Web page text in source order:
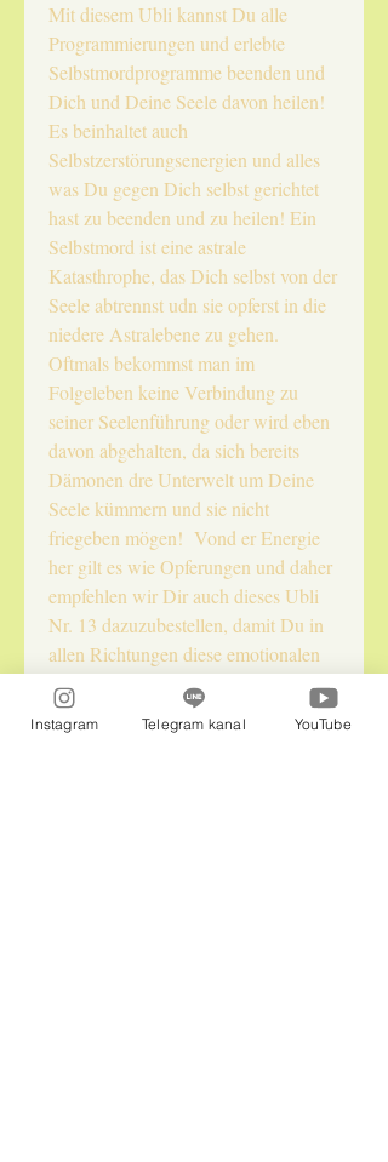
Mit diesem Ubli kannst Du alle
Programmierungen und erlebte
Selbstmordprogramme beenden und
Dich und Deine Seele davon heilen!
Es beinhaltet auch
Selbstzerstörungsenergien und alles
was Du gegen Dich selbst gerichtet
hast zu beenden und zu heilen! Ein
Selbstmord ist eine astrale
Katasthrophe, das Dich selbst von der
Seele abtrennst udn sie opferst in die
niedere Astralebene zu gehen.
Oftmals bekommst man im
Folgeleben keine Verbindung zu
seiner Seelenführung oder wird eben
davon abgehalten, da sich bereits
Dämonen dre Unterwelt um Deine
Seele kümmern und sie nicht
friegeben mögen! Vond er Energie
her gilt es wie Opferungen und daher
empfehlen wir Dir auch dieses Ubli
Nr. 13 dazuzubestellen, damit Du in
allen Richtungen diese emotionalen
seelischen Belastungen auflösen
kannst! Diese Ubli kannst Du
besonders gut nachts hören und auf
Instagram Telegram kanal YouTube